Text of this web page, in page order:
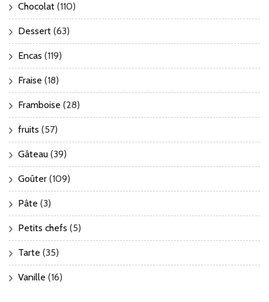
Chocolat (110)
Dessert (63)
Encas (119)
Fraise (18)
Framboise (28)
fruits (57)
Gâteau (39)
Goûter (109)
Pâte (3)
Petits chefs (5)
Tarte (35)
Vanille (16)